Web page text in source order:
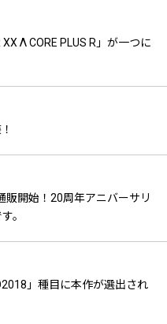
XX Λ CORE PLUS R」が一つに
販開始！20周年アニバーサリ
。
」種目に本作が選出され